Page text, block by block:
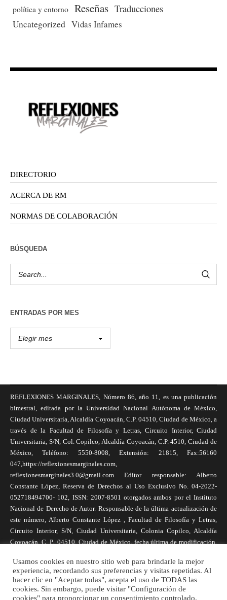
política y entorno Reseñas Traducciones
Uncategorized Vidas Infames
DIRECTORIO
ACERCA DE RM
NORMAS DE COLABORACIÓN
BÚSQUEDA
ENTRADAS POR MES
REFLEXIONES MARGINALES, Número 86, año 11, es una publicación
bimestral, editada por la Universidad Nacional Autónoma de México,
Ciudad Universitaria, Alcaldía Coyoacán, C.P. 04510, Ciudad de México, a
través de la Facultad de Filosofía y Letras, Circuito Interior, Ciudad
Universitaria, S/N, Col. Copilco, Alcaldía Coyoacán, C.P. 4510, Ciudad de
México, Teléfono: 5550-8008, Extensión: 21815, Fax:56160
047,https://reflexionesmarginales.com,
reflexionesmarginales3.0@gmail.com Editor responsable: Alberto
Constante López, Reserva de Derechos al Uso Exclusivo No. 04-2022-
052718494700- 102, ISSN: 2007-8501 otorgados ambos por el Instituto
Nacional de Derecho de Autor. Responsable de la última actualización de
este número, Alberto Constante López , Facultad de Filosofía y Letras,
Circuito Interior, S/N, Ciudad Universitaria, Colonia Copilco, Alcaldía
Coyoacán, C. P., 04510, Ciudad de México, fecha última de modificación,
necesariamente reflejan la postura de la revista, ni de Universidad Nacional
Autónoma de México. Los autores son responsables de los contenidos de
sus artículos. Se autoriza la reproducción total o parcial de los textos aquí
publicados siempre y cuando se cite la fuente completa y la dirección
Usamos cookies en nuestro sitio web para brindarle la mejor
experiencia, recordando sus preferencias y visitas repetidas. Al
hacer clic en "Aceptar todas", acepta el uso de TODAS las
cookies. Sin embargo, puede visitar "Configuración de
cookies" para proporcionar un consentimiento controlado.